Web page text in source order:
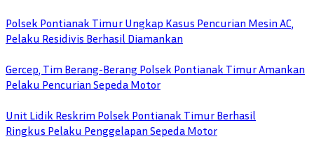
Polsek Pontianak Timur Ungkap Kasus Pencurian Mesin AC,
Pelaku Residivis Berhasil Diamankan
Gercep, Tim Berang-Berang Polsek Pontianak Timur Amankan
Pelaku Pencurian Sepeda Motor
Unit Lidik Reskrim Polsek Pontianak Timur Berhasil
Ringkus Pelaku Penggelapan Sepeda Motor